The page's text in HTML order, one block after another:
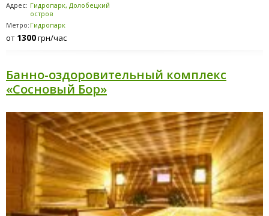
Адрес: Гидропарк, Долобецкий
остров
Метро: Гидропарк
от 1300грн/час
Банно-оздоровительный комплекс
«Сосновый Бор»